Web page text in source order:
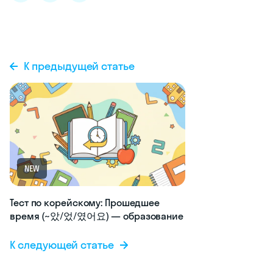
К предыдущей статье
NEW
Тест по корейскому: Прошедшее
время (~았/었/였어요) — образование
К следующей статье